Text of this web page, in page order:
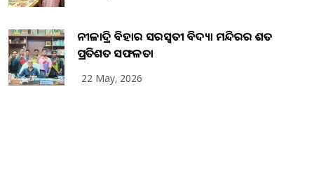
ନୀଳାଦ୍ରି ବିହାର ସରସ୍ୱତୀ ବିଦ୍ୟା ମନ୍ଦିରର ଶତ
ପ୍ରତିଶତ ସଫଳତା
22 May, 2026